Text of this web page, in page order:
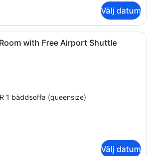
Välj datum
Ett modernt hotellrum med en
with Free Airport Shuttle
1 bäddsoffa (queensize)
Välj datum